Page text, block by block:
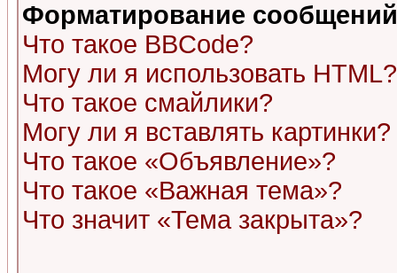
Форматирование
Что такое BBCode?
Могу ли я использовать HTML?
Что такое смайлики?
Могу ли я вставлять картинки?
Что такое «Объявление»?
Что такое «Важная тема»?
Что значит «Тема закрыта»?